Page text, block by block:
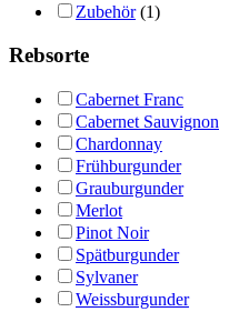
Zubehör (1)
Rebsorte
Cabernet Franc
Cabernet Sauvignon
Chardonnay
Frühburgunder
Grauburgunder
Merlot
Pinot Noir
Spätburgunder
Sylvaner
Weissburgunder